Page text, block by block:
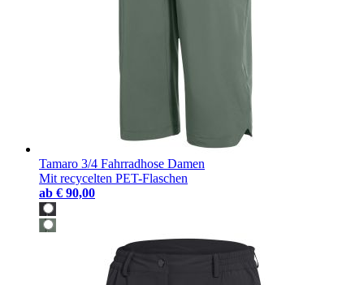
Tamaro 3/4 Fahrradhose Damen
Mit recycelten PET-Flaschen
ab € 90,00